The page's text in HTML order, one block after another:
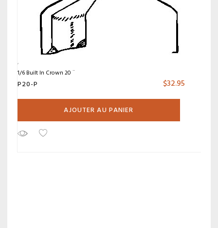
1/6 Built In Crown 20 ¨
P20-P $32.95
AJOUTER AU PANIER